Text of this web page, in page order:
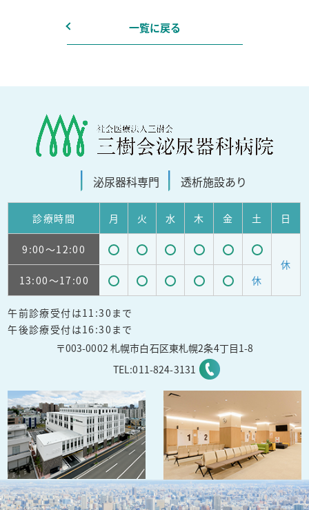
一覧に戻る
泌尿器科専門 透析施設あり
診療時間 月 火 水 木 金 土 日
9:00～12:00
受
付
能
受
付
受
付
受
付
受
付
受
付
休
13:00～17:00
受
付
可
能
受
能
受
能
受
能
受
能
休
午前診療受付は11:30まで
午後診療受付は16:30まで
〒003-0002 札幌市白石区東札幌2条4丁目1-8
TEL:011-824-3131